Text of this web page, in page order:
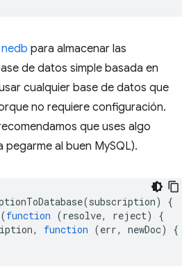
nedb para almacenar las
de datos simple basada en
cualquier base de datos que
no requiere configuración.
que uses algo
al buen MySQL).
(subscription)
{
(function (resolve, reject)
{
, function (err, newDoc)
{